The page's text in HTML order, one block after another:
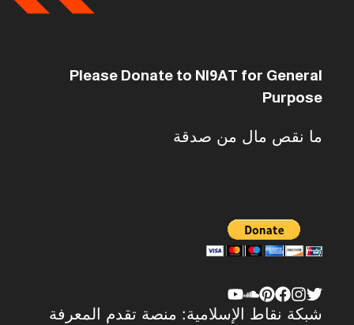
Please Donate to NI9AT for General
Purpose
ما نقص مال من صدقة
شبكة نقاط الإسلامية: منصة تقدم المعرفة